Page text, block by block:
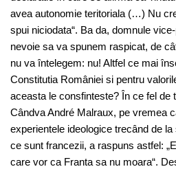
avea autonomie teritoriala (…) Nu
spui niciodata“. Ba da, domnule
nevoie sa va spunem raspicat, de
nu va întelegem: nu! Altfel ce mai
Constitutia României si pentru
aceasta le consfinteste? În ce fel de
Cândva André Malraux, pe vremea
experientele ideologice trecând de
ce sunt francezii, a raspuns astfel:
care vor ca Franta sa nu moara“.